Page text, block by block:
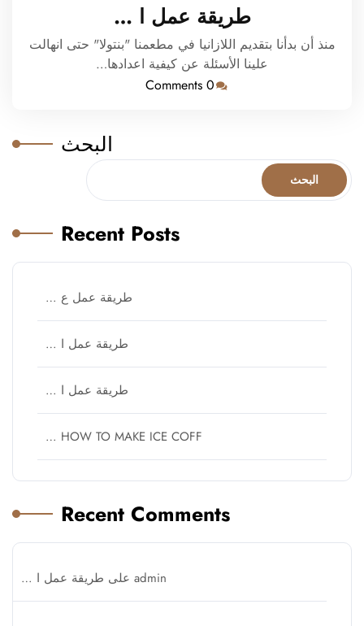
2024
طريقة عمل ا …
منذ أن بدأنا بتقديم اللازانيا في مطعمنا "بنتولا" حتى انهالت
علينا الأسئلة عن كيفية اعدادها…
0 Comments
البحث
البحث
Recent Posts
طريقة عمل ع …
طريقة عمل ا …
طريقة عمل ا …
HOW TO MAKE ICE COFF …
Recent Comments
admin على طريقة عمل ا …